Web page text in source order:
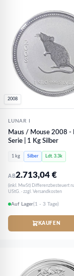
2008
LUNAR I
Maus / Mouse 2008 -
Serie | 1 Kg Silber
1 kg Silber Ldt. 3.3k
AB2.713,04€
(inkl. MwSt) Differenzbesteuert
UStG. · zzgl. Versandkosten
Auf Lager(1 - 3 Tage)
KAUFEN